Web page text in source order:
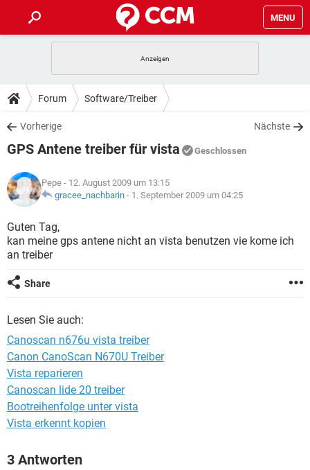
MENU
ANDROID IOS
WINDOWS 10
WHATSAPP TIKTOK
FACEBOOK
TIPPS & TRICKS
SPIELE
WHATSAPP TIKTOK
FACEBOOK
DOWNLOADS
SPIELE STREAMING
ANDROID
WINDOWS 10 INSTAGRAM
WHATSAPP
FACEBOOK HARDWARE
SPIELE STREAMING
ANDROID
WINDOWS 10
WHATSAPP
FACEBOOK
LEXIKON
SPIELE
ANDROID IOS
WHATSAPP
FACEBOOK
Forum Software/Treiber
Vorherige Nächste
GPS Antene treiber für vista Geschlossen
Pepe - 12. August 2009 um 13:15
gracee_nachbarin - 1. September 2009 um 04:25
Guten Tag,
kan meine gps antene nicht an vista benutzen vie kome ich
an treiber
Share
Lesen Sie auch:
Canoscan n676u vista treiber
Canon CanoScan N670U Treiber
Vista reparieren
Canoscan lide 20 treiber
Bootreihenfolge unter vista
Vista erkennt kopien
3 Antworten